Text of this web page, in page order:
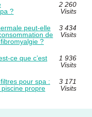
?
2 260
Visits
peut-elle
de
?
3 434
Visits
ce que c’est
1 936
Visits
pour spa :
propre
3 171
Visits